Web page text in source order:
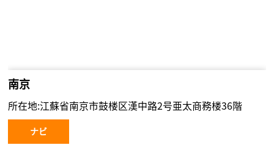
南京
所在地:江蘇省南京市鼓楼区漢中路2号亜太商務楼36階
ナビ